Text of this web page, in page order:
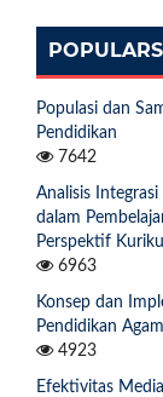
POPULARS
Populasi dan
Pendidikan
7642
Analisis
dalam
Perspektif
6963
Konsep dan
Pendidikan
4923
Efektivitas